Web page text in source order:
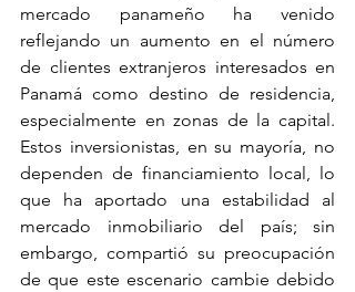
mercado panameño ha venido
reflejando un aumento en el número
de clientes extranjeros interesados en
Panamá como destino de residencia,
especialmente en zonas de la capital.
Estos inversionistas, en su mayoría, no
dependen de financiamiento local, lo
que ha aportado una estabilidad al
mercado inmobiliario del país; sin
embargo, compartió su preocupación
de que este escenario cambie debido